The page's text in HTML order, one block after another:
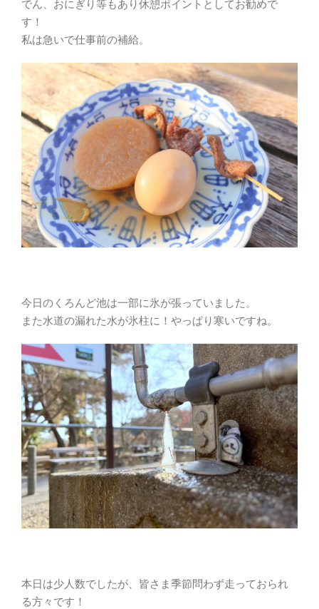
でん、おにぎり等もあり休憩ポイントとしてお勧めで
す！
私は急いで仕事前の補給。
今日のくろんど池は一部に氷が張っていました。
また水道の漏れた水が氷柱に！やっぱり寒いですね。
本日は少人数でしたが、皆さま季節問わず走っておられ
る方々です！